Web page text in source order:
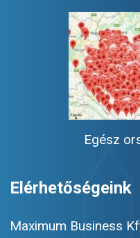
Egész
Elérhetőségeink
Maximum Business